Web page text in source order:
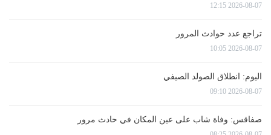
2026-08-07 12:15
تراجع عدد حوادث المرور
2026-08-07 10:05
اليوم: انطلاق الصولد الصيفي
2026-08-07 09:10
صفاقس: وفاة شاب على عين المكان في حادث مرور